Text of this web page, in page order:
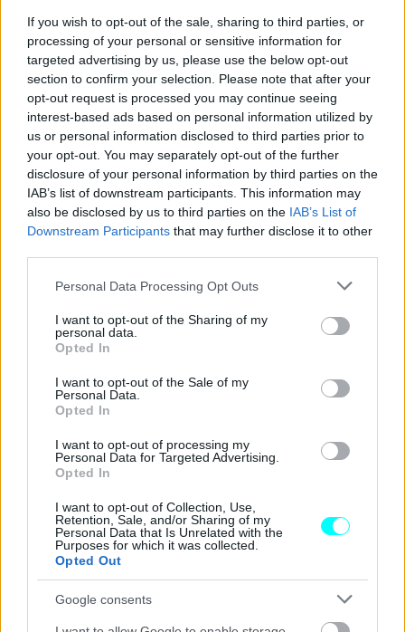
If you wish to opt-out of the sale, sharing to third parties, or
processing of your personal or sensitive information for
targeted advertising by us, please use the below opt-out
section to confirm your selection. Please note that after your
opt-out request is processed you may continue seeing
interest-based ads based on personal information utilized by
us or personal information disclosed to third parties prior to
your opt-out. You may separately opt-out of the further
disclosure of your personal information by third parties on the
IAB’s list of downstream participants. This information may
also be disclosed by us to third parties on the IAB’s List of
Downstream Participants that may further disclose it to other
Please note that this website/app uses one or more Google
not limited to your visit or usage behaviour. You may click to
grant or deny consent to Google and its third-party tags to
use your data for below specified purposes in below Google
consent section.
Personal Data Processing Opt Outs
I want to opt-out of the Sharing of my
personal data.
Opted In
I want to opt-out of the Sale of my
Personal Data.
Opted In
I want to opt-out of processing my
Personal Data for Targeted Advertising.
Opted In
I want to opt-out of Collection, Use,
Retention, Sale, and/or Sharing of my
Personal Data that Is Unrelated with the
Purposes for which it was collected.
Opted Out
Google consents
Συνολικά διενεργήθηκαν180 έλεγχοισε οδικές αρτηρίες
του κέντρου της Αθήνας όπου βεβαιώθηκαν45
παραβάσεις για μη χρήση προστατευτικού κράνους, από
οδηγούς Ελαφριών Προσωπικών Ηλεκτρικών Οχημάτων
(Ε.Π.Η.Ο.).Να υπενθυμίσουμε ότι το πρόστιμο που
Ε.Π.Η.Ο.είναι 30 ευρώ